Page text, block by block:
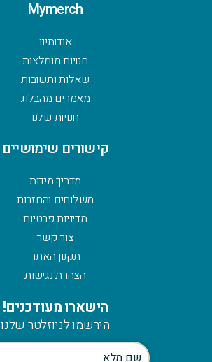
Mymerch
אודותינו
חנויות מומלצות
שאלות ותשובות
מאמרים מהבלוג
חנויות שלנו
קישורים שימושיים
מדריך מידות
משלוחים והחזרות
מדיניות פרטיות
צור קשר
תקנון האתר
הצהרת נגישות
הישארו מעודכנים!
הירשמו לניוזלטר שלנו